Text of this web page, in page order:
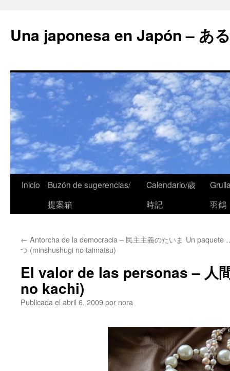
Una japonesa en Japón – あ
Inicio
Buzón de sugerencias/
提案箱
Calendario/歳
時記
羽鶴
← Antorcha de la democracia – 民主主義のたいま
つ (minshushugi no taimatsu)
Un paquete
El valor de las personas – 人
no kachi)
Publicada el abril 6, 2009por nora